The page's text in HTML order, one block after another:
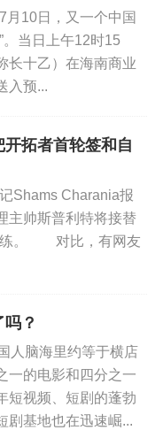
10日，又一个中国
。当日上午12时15
长十乙）在海南商业
入预...
拓者首轮签和自
Charania报
主帅斯普利特将接替
练。 对比，有网友
？
人脑海里约等于横店
的电影和四分之一
短视频、短剧的蓬勃
剧基地也在迅速崛...